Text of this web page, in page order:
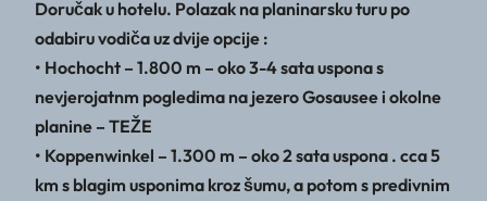
Doručak u hotelu. Polazak na planinarsku turu po
odabiru vodiča uz dvije opcije :
• Hochocht – 1.800 m – oko 3-4 sata uspona s
nevjerojatnm pogledima na jezero Gosausee i okolne
planine – TEŽE
• Koppenwinkel – 1.300 m – oko 2 sata uspona . cca 5
km s blagim usponima kroz šumu, a potom s predivnim